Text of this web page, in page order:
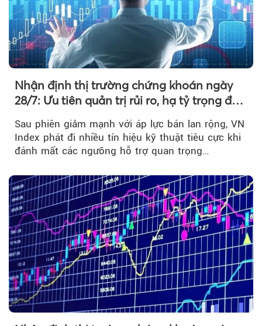
Nhận định thị trường chứng khoán ngày
28/7: Ưu tiên quản trị rủi ro, hạ tỷ trọng đòn
Sau phiên giảm mạnh với áp lực bán lan rộng, VN
Index phát đi nhiều tín hiệu kỹ thuật tiêu cực khi
đánh mất các ngưỡng hỗ trợ quan trọng…